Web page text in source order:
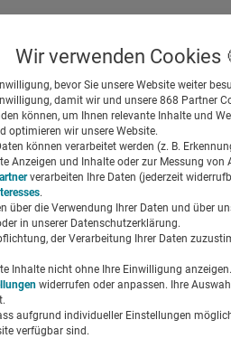
Suchen
aus dem
Wir verwenden Cookies
bevor Sie unsere Website weiter
damit wir und unsere 868 Partner
können, um Ihnen relevante Inhalte und
optimieren wir unsere Website.
können verarbeitet werden (z. B.
Anzeigen und Inhalte oder zur Messung von
verarbeiten Ihre Daten (jederzeit
.
über die Verwendung Ihrer Daten und über
in unserer Datenschutzerklärung.
der Verarbeitung Ihrer Daten
Inhalte nicht ohne Ihre Einwilligung
widerrufen oder anpassen. Ihre
aufgrund individueller Einstellungen
verfügbar sind.